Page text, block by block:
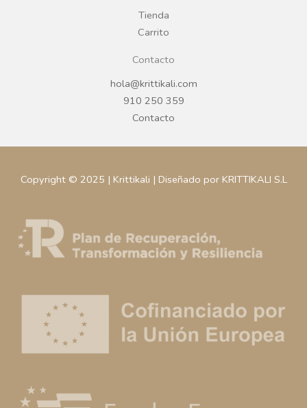
Tienda
Carrito
Contacto
hola@krittikali.com
910 250 359
Contacto
Copyright © 2025 | Krittikali | Diseñado por KRITTIKALI S.L